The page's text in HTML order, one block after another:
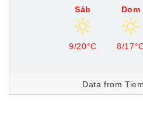
Sáb
9/20°C
Dom
8/
Data from